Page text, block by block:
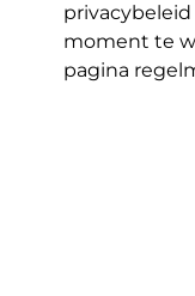
moment te
pagina